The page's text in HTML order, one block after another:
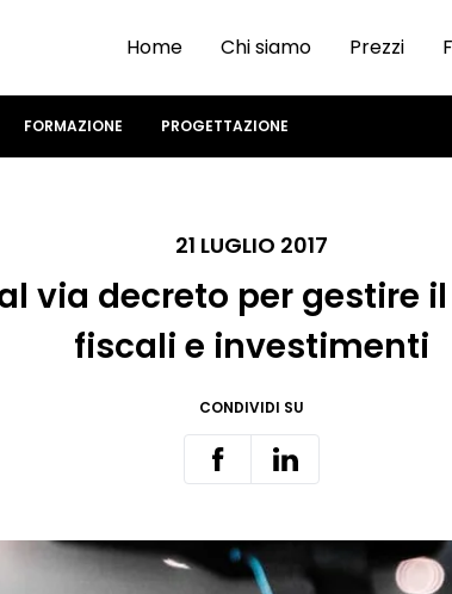
Home Chi siamo Prezzi
FORMAZIONE PROGETTAZIONE
21 LUGLIO 2017
via decreto per gestire
fiscali e investimenti
CONDIVIDI SU